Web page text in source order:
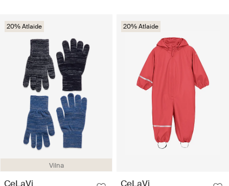
Vilna
20% Atlaide
CeLaVi
20% Atlaide
CeLaVi